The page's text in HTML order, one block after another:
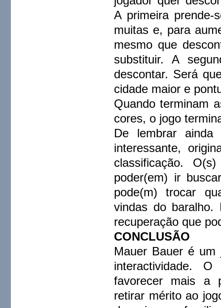
A primeira
muitas e, para
mesmo que
substituir. A
descontar. Será
cidade maior e
Quando terminam
cores, o jogo
De lembrar
interessante,
classificação.
poder(em) ir
pode(m) trocar
vindas do baralho.
recuperação que
CONCLUSÃO
Mauer Bauer é um
interactividade.
favorecer mais a
retirar mérito ao